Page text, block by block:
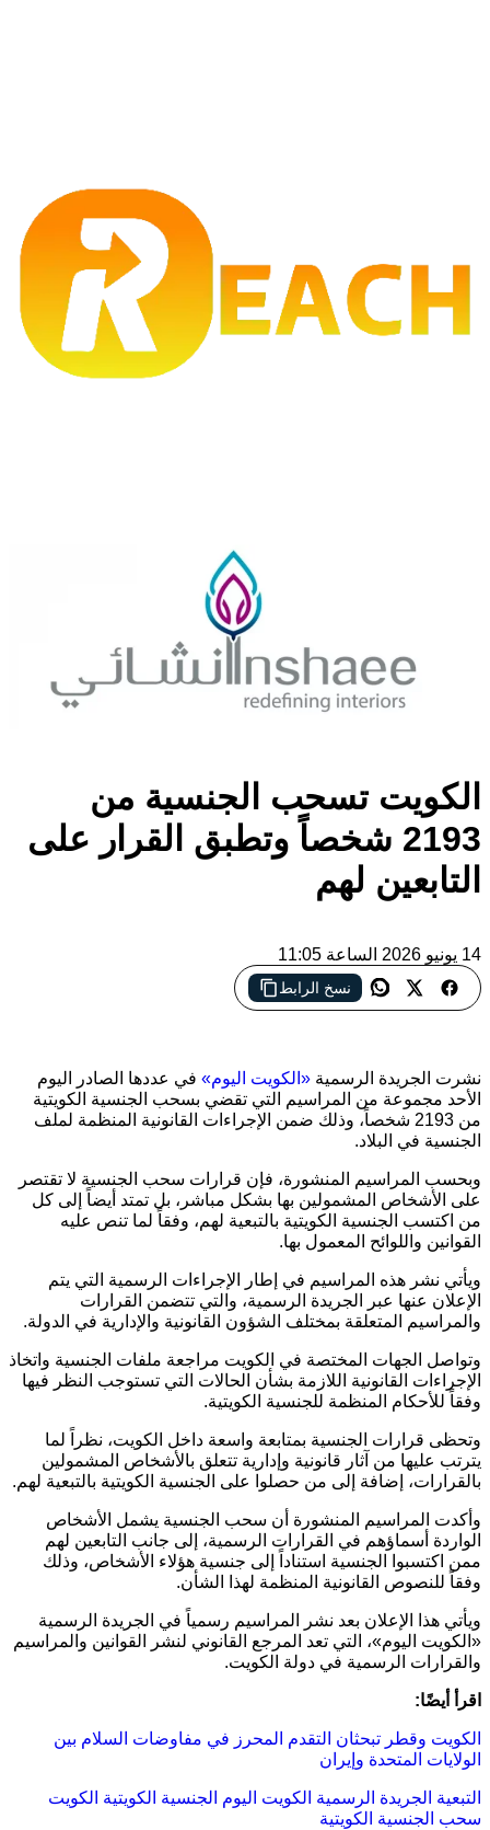
الكويت تسحب الجنسية من
2193 شخصاً وتطبق القرار على
التابعين لهم
14 يونيو 2026 الساعة 11:05
نسخ الرابط
نشرت الجريدة الرسمية «الكويت اليوم» في عددها الصادر اليوم
الأحد مجموعة من المراسيم التي تقضي بسحب الجنسية الكويتية
من 2193 شخصاً، وذلك ضمن الإجراءات القانونية المنظمة لملف
الجنسية في البلاد.
وبحسب المراسيم المنشورة، فإن قرارات سحب الجنسية لا تقتصر
على الأشخاص المشمولين بها بشكل مباشر، بل تمتد أيضاً إلى كل
من اكتسب الجنسية الكويتية بالتبعية لهم، وفقاً لما تنص عليه
القوانين واللوائح المعمول بها.
ويأتي نشر هذه المراسيم في إطار الإجراءات الرسمية التي يتم
الإعلان عنها عبر الجريدة الرسمية، والتي تتضمن القرارات
والمراسيم المتعلقة بمختلف الشؤون القانونية والإدارية في الدولة.
وتواصل الجهات المختصة في الكويت مراجعة ملفات الجنسية واتخاذ
الإجراءات القانونية اللازمة بشأن الحالات التي تستوجب النظر فيها
وفقاً للأحكام المنظمة للجنسية الكويتية.
وتحظى قرارات الجنسية بمتابعة واسعة داخل الكويت، نظراً لما
يترتب عليها من آثار قانونية وإدارية تتعلق بالأشخاص المشمولين
بالقرارات، إضافة إلى من حصلوا على الجنسية الكويتية بالتبعية لهم.
وأكدت المراسيم المنشورة أن سحب الجنسية يشمل الأشخاص
الواردة أسماؤهم في القرارات الرسمية، إلى جانب التابعين لهم
ممن اكتسبوا الجنسية استناداً إلى جنسية هؤلاء الأشخاص، وذلك
وفقاً للنصوص القانونية المنظمة لهذا الشأن.
ويأتي هذا الإعلان بعد نشر المراسيم رسمياً في الجريدة الرسمية
«الكويت اليوم»، التي تعد المرجع القانوني لنشر القوانين والمراسيم
والقرارات الرسمية في دولة الكويت.
اقرأ أيضًا:
الكويت وقطر تبحثان التقدم المحرز في مفاوضات السلام بين
الولايات المتحدة وإيران
التبعية الجريدة الرسمية الكويت اليوم الجنسية الكويتية الكويت
سحب الجنسية الكويتية